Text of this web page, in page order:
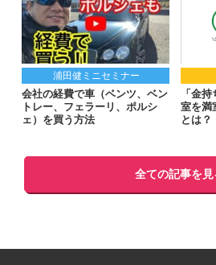
浦田健ミニセミナー
会社の経費で車（ベンツ、ベン
トレー、フェラーリ、ポルシ
ェ）を買う方法
「金
室を満
とは？
全ての記事を見